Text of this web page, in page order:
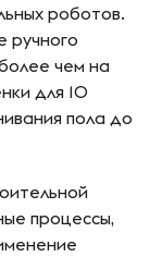
роботов.
ручного
чем на
для 10
пола до
процессы,